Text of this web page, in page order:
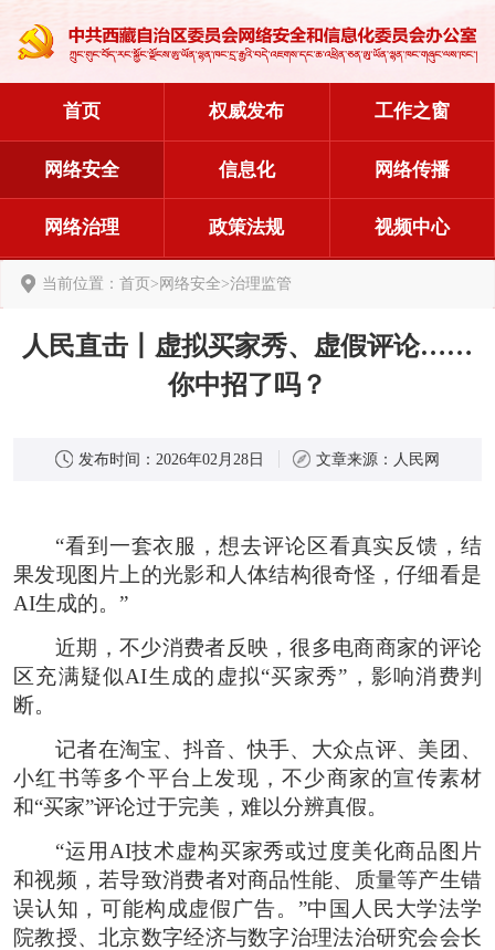
首页 权威发布 工作之窗
网络安全 信息化 网络传播
网络治理 政策法规 视频中心
当前位置： 首页>网络安全>治理监管
人民直击丨虚拟买家秀、虚假评论……
你中招了吗？
发布时间： 2026年02月28日 文章来源： 人民网
“看到一套衣服，想去评论区看真实反馈，结
果发现图片上的光影和人体结构很奇怪，仔细看是
AI生成的。”
近期，不少消费者反映，很多电商商家的评论
区充满疑似AI生成的虚拟“买家秀”，影响消费判
断。
记者在淘宝、抖音、快手、大众点评、美团、
小红书等多个平台上发现，不少商家的宣传素材
和“买家”评论过于完美，难以分辨真假。
“运用AI技术虚构买家秀或过度美化商品图片
和视频，若导致消费者对商品性能、质量等产生错
误认知，可能构成虚假广告。”中国人民大学法学
院教授、北京数字经济与数字治理法治研究会会长